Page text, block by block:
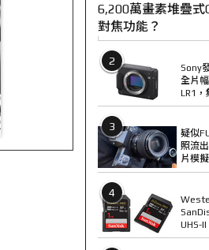
6,200萬畫素堆疊式
對焦功能？
2
Sony
全片
LR1
3
疑似
照流
片模
4
UHS-